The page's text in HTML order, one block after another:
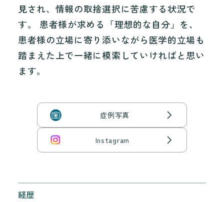
見され、情報の取捨選択に苦慮する状況で
す。 患者様が求める「理想的な自分」を、
患者様の立場に寄り添いながら医学的立場も
踏まえた上で一緒に模索していければと思い
ます。
症例写真
Instagram
経歴